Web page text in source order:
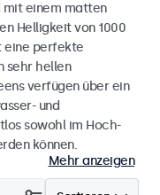
mit einem matten
Helligkeit von 1000
eine perfekte
sehr hellen
verfügen über ein
und
sowohl im Hoch-
können.
Mehr anzeigen